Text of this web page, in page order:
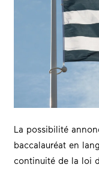
La possibilité
baccalauréat en
continuité de la loi